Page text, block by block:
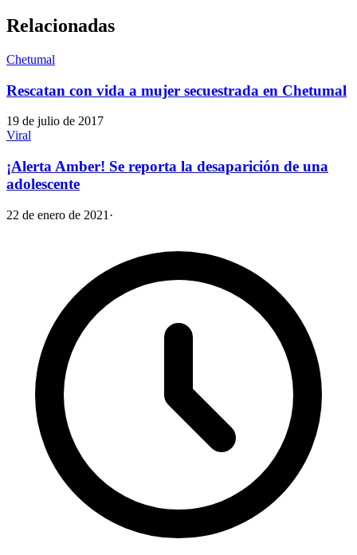
Relacionadas
Chetumal
Rescatan con vida a mujer secuestrada en Chetumal
19 de julio de 2017
Viral
¡Alerta Amber! Se reporta la desaparición de una
adolescente
22 de enero de 2021 ·